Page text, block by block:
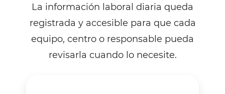
La información laboral diaria queda
registrada y accesible para que cada
equipo, centro o responsable pueda
revisarla cuando lo necesite.